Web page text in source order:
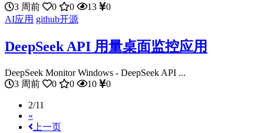
3 周前
0 0 13
0
AI应用 github开源
DeepSeek API 用量桌面监控应用
DeepSeek Monitor Windows - DeepSeek API ...
3 周前
0 0 10 0
2/11
«
上一页